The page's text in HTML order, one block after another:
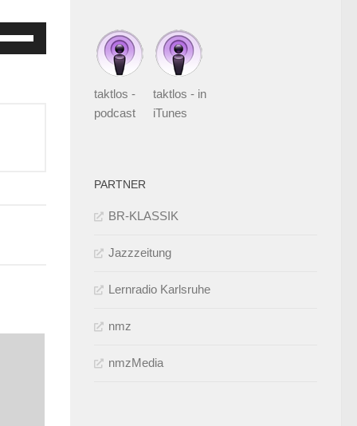
Runter
taktlos -
podcast
taktlos - in
iTunes
PARTNER
BR-KLASSIK
Jazzzeitung
Lernradio Karlsruhe
nmz
nmzMedia